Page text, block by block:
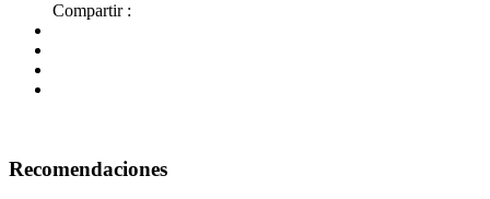
Compartir :
Recomendaciones